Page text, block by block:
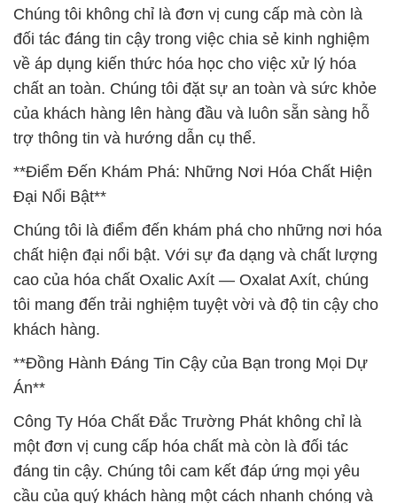
Chúng tôi không chỉ là đơn vị cung cấp mà còn là
đối tác đáng tin cậy trong việc chia sẻ kinh nghiệm
về áp dụng kiến thức hóa học cho việc xử lý hóa
chất an toàn. Chúng tôi đặt sự an toàn và sức khỏe
của khách hàng lên hàng đầu và luôn sẵn sàng hỗ
trợ thông tin và hướng dẫn cụ thể.
**Điểm Đến Khám Phá: Những Nơi Hóa Chất Hiện
Đại Nổi Bật**
Chúng tôi là điểm đến khám phá cho những nơi hóa
chất hiện đại nổi bật. Với sự đa dạng và chất lượng
cao của hóa chất Oxalic Axít — Oxalat Axít, chúng
tôi mang đến trải nghiệm tuyệt vời và độ tin cậy cho
khách hàng.
**Đồng Hành Đáng Tin Cậy của Bạn trong Mọi Dự
Án**
Công Ty Hóa Chất Đắc Trường Phát không chỉ là
một đơn vị cung cấp hóa chất mà còn là đối tác
đáng tin cậy. Chúng tôi cam kết đáp ứng mọi yêu
cầu của quý khách hàng một cách nhanh chóng và